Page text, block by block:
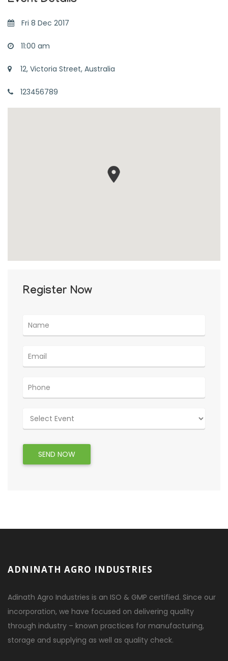
Fri 8 Dec 2017
11:00 am
12, Victoria Street, Australia
123456789
Register Now
ADNINATH AGRO INDUSTRIES
Adinath Agro Industries is an ISO & GMP certified. Since our
incorporation, we have focused on delivering quality
through industry – known practices for manufacturing,
storage and supplying as well as quality check.